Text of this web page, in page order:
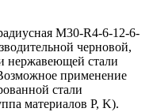
M30-R4-6-12-6-
черновой,
нержавеющей стали
применение
стали
материалов P, K).